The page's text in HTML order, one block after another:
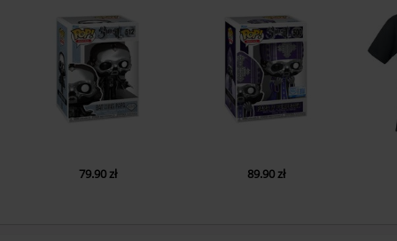
79.90 zł 89.90 zł